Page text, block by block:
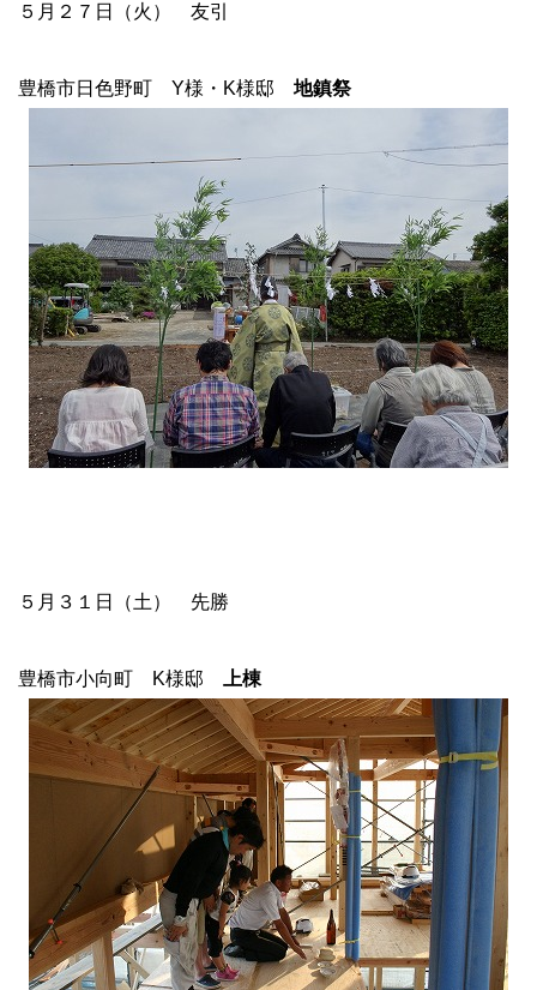
５月２７日（火） 友引
豊橋市日色野町 Y様・K様邸 地鎮祭
５月３１日（土） 先勝
豊橋市小向町 K様邸 上棟